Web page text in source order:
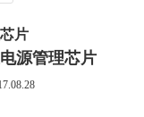
片
源管理芯片